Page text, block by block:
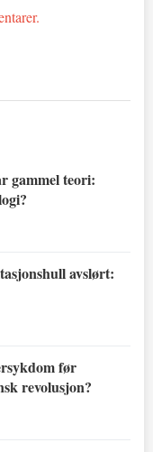
gammel teori:
avslørt:
før
revolusjon?